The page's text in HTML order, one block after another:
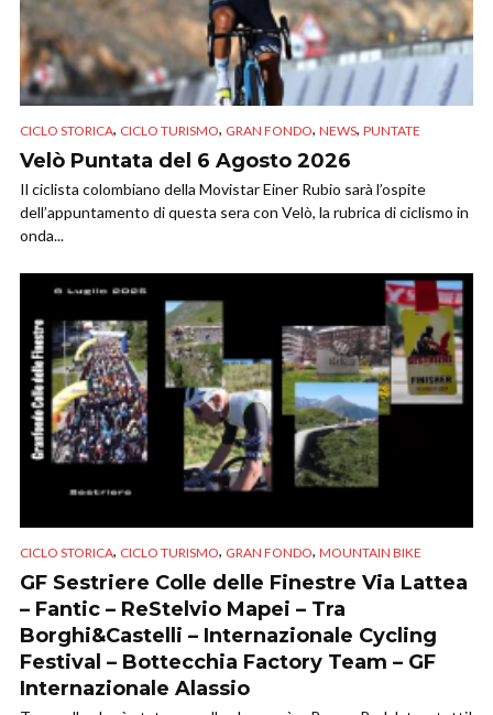
CICLO STORICA, CICLO TURISMO, GRAN FONDO, NEWS, PUNTATE
Velò Puntata del 6 Agosto 2026
Il ciclista colombiano della Movistar Einer Rubio sarà l’ospite
dell’appuntamento di questa sera con Velò, la rubrica di ciclismo in
onda...
CICLO STORICA, CICLO TURISMO, GRAN FONDO, MOUNTAIN BIKE
GF Sestriere Colle delle Finestre Via Lattea
– Fantic – ReStelvio Mapei – Tra
Borghi&Castelli – Internazionale Cycling
Festival – Bottecchia Factory Team – GF
Internazionale Alassio